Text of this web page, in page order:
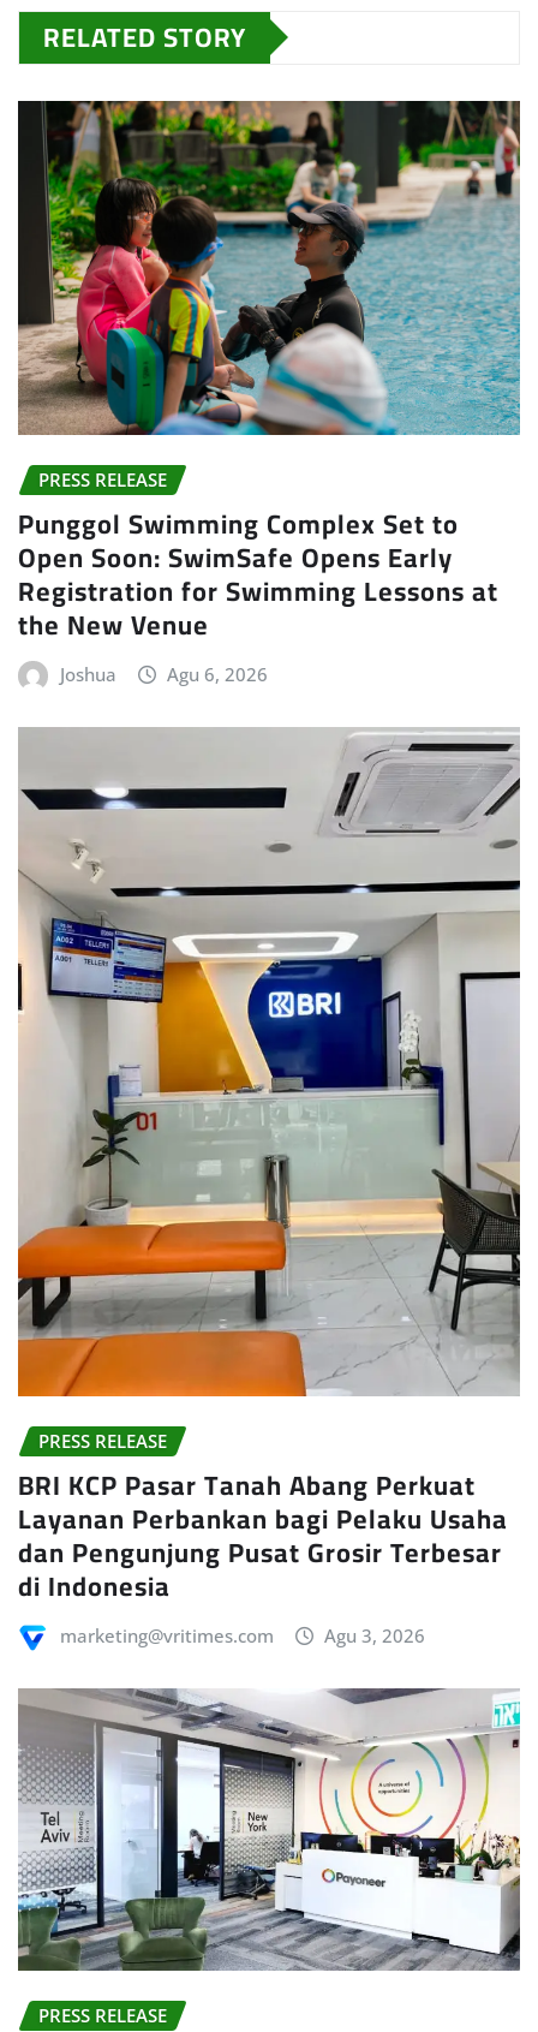
RELATED STORY
PRESS RELEASE
Punggol Swimming Complex Set to
Open Soon: SwimSafe Opens Early
Registration for Swimming Lessons at
the New Venue
Joshua Agu 6, 2026
PRESS RELEASE
BRI KCP Pasar Tanah Abang Perkuat
Layanan Perbankan bagi Pelaku Usaha
dan Pengunjung Pusat Grosir Terbesar
di Indonesia
marketing@vritimes.com Agu 3, 2026
PRESS RELEASE